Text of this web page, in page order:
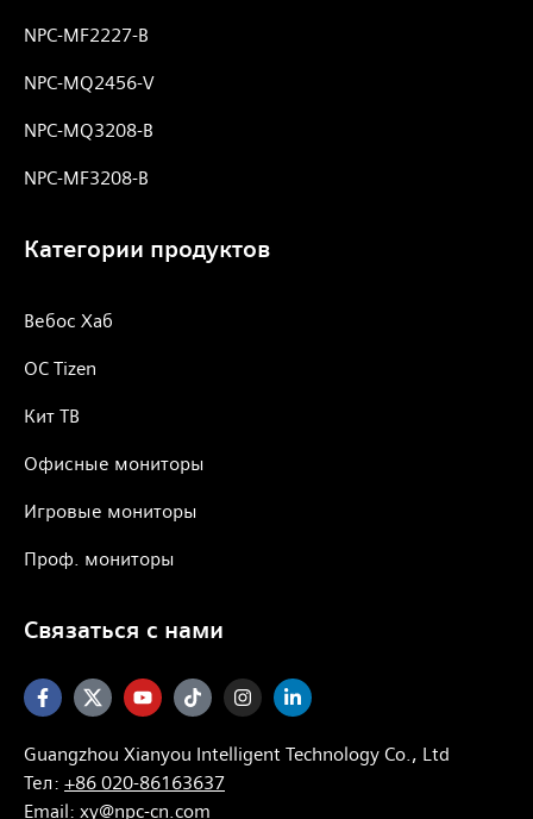
NPC-MF2227-B
NPC-MQ2456-V
NPC-MQ3208-B
NPC-MF3208-B
Категории продуктов
Вебос Хаб
ОС Tizen
Кит ТВ
Офисные мониторы
Игровые мониторы
Проф. мониторы
Cвязаться с нами
Guangzhou Xianyou Intelligent Technology Co., Ltd
Тел: +86 020-86163637
Email: xy@npc-cn.com